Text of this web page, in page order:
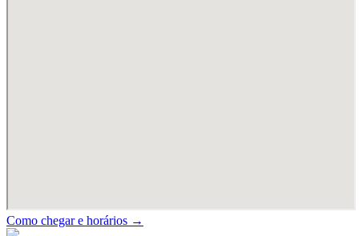
Como chegar e horários →